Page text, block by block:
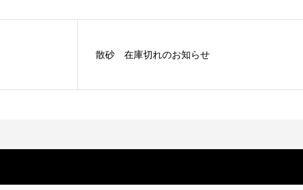
散砂 在庫切れのお知らせ